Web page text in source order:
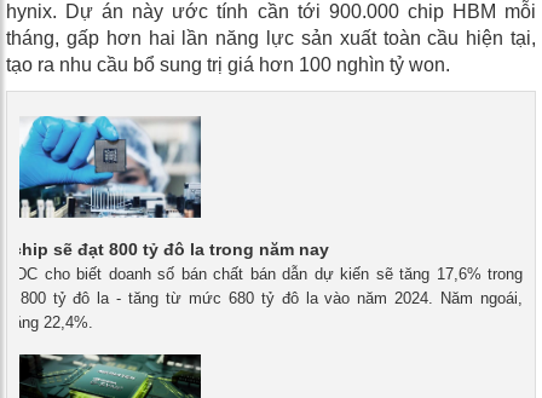
hynix. Dự án này ước tính cần tới 900.000 chip HBM mỗi
tháng, gấp hơn hai lần năng lực sản xuất toàn cầu hiện tại,
tạo ra nhu cầu bổ sung trị giá hơn 100 nghìn tỷ won.
chip sẽ đạt 800 tỷ đô la trong năm nay
IDC cho biết doanh số bán chất bán dẫn dự kiến ​​sẽ tăng 17,6% trong
800 tỷ đô la - tăng từ mức 680 tỷ đô la vào năm 2024. Năm ngoái,
tăng 22,4%.